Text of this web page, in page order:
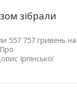
зібрали
557 757 гривень на
Ірпінської